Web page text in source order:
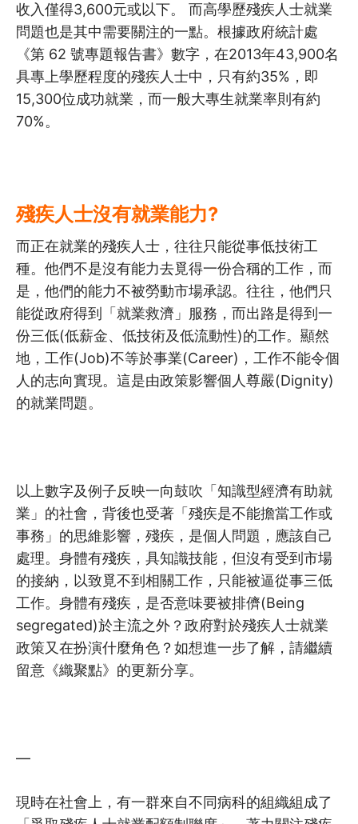
收入僅得3,600元或以下。 而高學歷殘疾人士就業
問題也是其中需要關注的一點。根據政府統計處
《第 62 號專題報告書》數字，在2013年43,900名
具專上學歷程度的殘疾人士中，只有約35%，即
15,300位成功就業，而一般大專生就業率則有約
70%。
殘疾人士沒有就業能力?
而正在就業的殘疾人士，往往只能從事低技術工
種。他們不是沒有能力去覓得一份合稱的工作，而
是，他們的能力不被勞動市場承認。往往，他們只
能從政府得到「就業救濟」服務，而出路是得到一
份三低(低薪金、低技術及低流動性)的工作。顯然
地，工作(Job)不等於事業(Career)，工作不能令個
人的志向實現。這是由政策影響個人尊嚴(Dignity)
的就業問題。
以上數字及例子反映一向鼓吹「知識型經濟有助就
業」的社會，背後也受著「殘疾是不能擔當工作或
事務」的思維影響，殘疾，是個人問題，應該自己
處理。身體有殘疾，具知識技能，但沒有受到市場
的接納，以致覓不到相關工作，只能被逼從事三低
工作。身體有殘疾，是否意味要被排儕(Being
segregated)於主流之外？政府對於殘疾人士就業
政策又在扮演什麼角色？如想進一步了解，請繼續
留意《織聚點》的更新分享。
—
現時在社會上，有一群來自不同病科的組織組成了